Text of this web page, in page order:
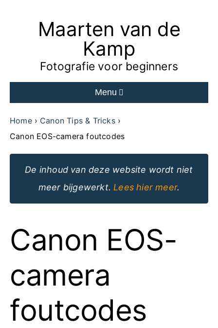
Maarten van de
Kamp
Fotografie voor beginners
Menu
Home
Canon Tips & Tricks
Canon EOS-camera foutcodes
De inhoud van deze website wordt niet
meer bijgewerkt. Lees hier meer.
Canon EOS-
camera
foutcodes